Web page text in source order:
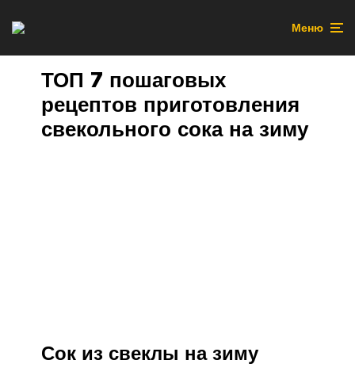
Меню
ТОП 7 пошаговых
рецептов приготовления
свекольного сока на зиму
Сок из свеклы на зиму